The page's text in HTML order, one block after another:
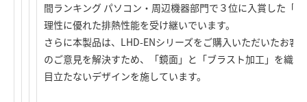
間ランキング パソコン・周辺機器部門で３位に入賞した「
理性に優れた排熱性能を受け継いでいます。
さらに本製品は、LHD-ENシリーズをご購入いただいたお客
のご意見を解決すため、「鏡面」と「ブラスト加工」を織
目立たないデザインを施しています。